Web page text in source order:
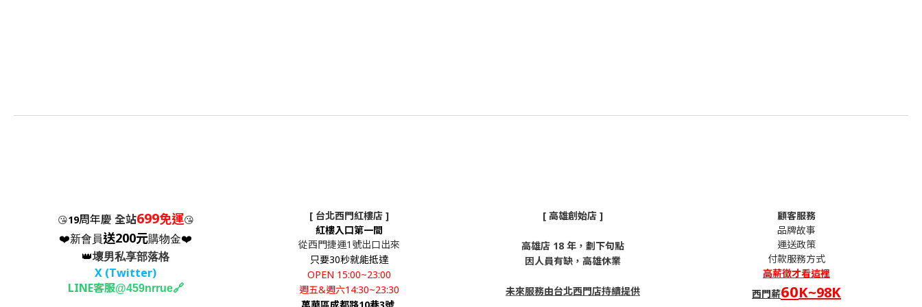
😘19周年慶 全站699免運😘
❤️新會員送200元購物金❤️
👑壞男私享部落格
X (Twitter)
LINE客服@459nrrue🔗
[ 台北西門紅樓店 ]
紅樓入口第一間
從西門捷運1號出口出來
只要30秒就能抵達
OPEN 15:00~23:00
週五&週六14:30~23:30
萬華區成都路10巷3號
[ 高雄創始店 ]
高雄店 18 年，劃下句點
因人員有缺，高雄休業
未來服務由台北西門店持續提供
顧客服務
品牌故事
運送政策
付款服務方式
高薪徵才看這裡
西門薪60K~98K